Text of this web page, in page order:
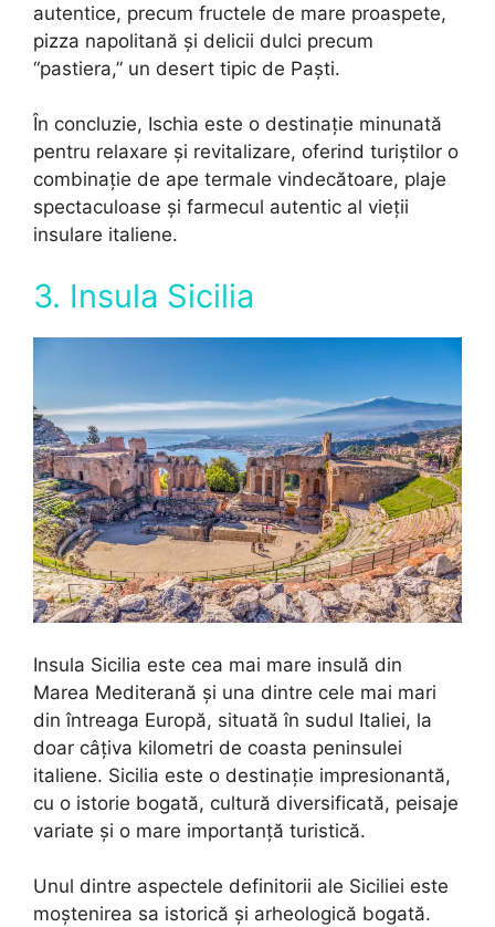
autentice, precum fructele de mare proaspete,
pizza napolitană și delicii dulci precum
“pastiera,” un desert tipic de Paști.
În concluzie, Ischia este o destinație minunată
pentru relaxare și revitalizare, oferind turiștilor o
combinație de ape termale vindecătoare, plaje
spectaculoase și farmecul autentic al vieții
insulare italiene.
3. Insula Sicilia
Insula Sicilia este cea mai mare insulă din
Marea Mediterană și una dintre cele mai mari
din întreaga Europă, situată în sudul Italiei, la
doar câțiva kilometri de coasta peninsulei
italiene. Sicilia este o destinație impresionantă,
cu o istorie bogată, cultură diversificată, peisaje
variate și o mare importanță turistică.
Unul dintre aspectele definitorii ale Siciliei este
moștenirea sa istorică și arheologică bogată.